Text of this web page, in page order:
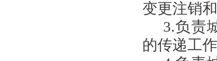
变更注销
3.负责
的传递工